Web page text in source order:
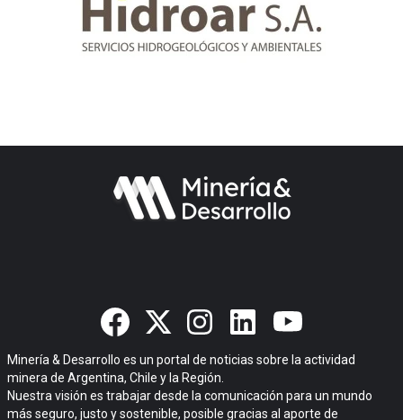
Minería & Desarrollo es un portal de noticias sobre la actividad
minera de Argentina, Chile y la Región.
Nuestra visión es trabajar desde la comunicación para un mundo
más seguro, justo y sostenible, posible gracias al aporte de